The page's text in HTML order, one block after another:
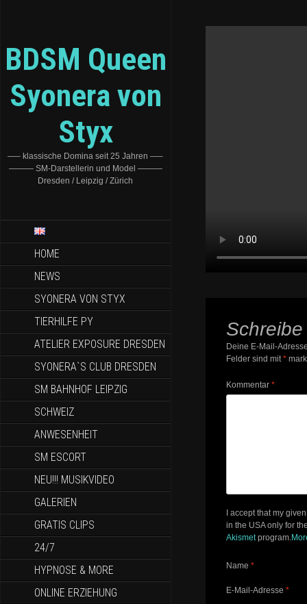
BDSM Queen
Syonera von
Styx
—– klassische Domina seit 25 Jahren —–
——— SM-Darstellerin und Model ———
Dresden / Leipzig / Zürich
HOME
NEWS
SYONERA VON STYX
TIERHILFE PY
ATELIER EXPOSURE DRESDEN
SYONERA`S CLUB DRESDEN
SM BAHNHOF LEIPZIG
SCHWEIZ
ANWESENHEIT
SM ESCORT
NEU!!! MUSIKVIDEO
GALERIEN
GRATIS CLIPS
24/7
HYPNOSE & MORE
ONLINE ERZIEHUNG
Deine E-Mail-
Felder sind mit*
Kommentar *
I accept that my
in the USA only for
Akismetprogram.
Name *
E-Mail-Adresse *